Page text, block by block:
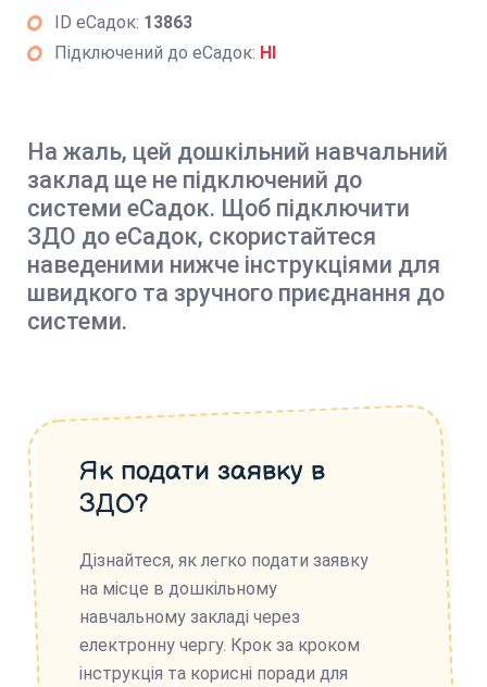
ID еСадок: 13863
Підключений до еСадок: НІ
На жаль, цей дошкільний навчальний
заклад ще не підключений до
системи еСадок. Щоб підключити
ЗДО до еСадок, скористайтеся
наведеними нижче інструкціями для
швидкого та зручного приєднання до
системи.
Як подати заявку в
ЗДО?
Дізнайтеся, як легко подати заявку
на місце в дошкільному
навчальному закладі через
електронну чергу. Крок за кроком
інструкція та корисні поради для